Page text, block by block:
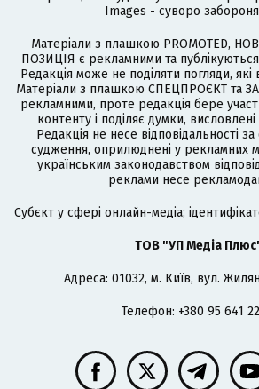
Images - суворо
Матеріали з плашкою PROMOTED,
ПОЗИЦІЯ є рекламними та
Редакція може не поділяти погляди,
Матеріали з плашкою СПЕЦПРОЄКТ та
рекламними, проте редакція бере
контенту і поділяє думки,
Редакція не несе відповідальності
судження, оприлюднені у рекламних
українським законодавством
реклами несе
Cубєкт у сфері онлайн-медіа;
ТОВ "УП Медіа
Адреса: 01032, м. Київ, вул.
Телефон: +380 95 641